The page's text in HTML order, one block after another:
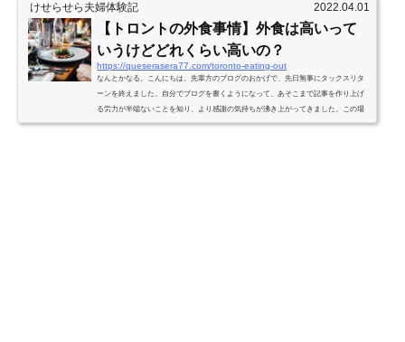
けせらせら夫婦体験記 2022.04.01
【トロントの外食事情】外食は高いって
いうけどどれくらい高いの？
https://queserasera77.com/toronto-eating-out
なんとかなる。こんにちは。先輩方のブログのおかげで、先日無事にタックスリタ
ーンを終えました。自分でブログを書くようになって、あそこまで記事を作り上げ
る労力が半端ないことを知り、より感謝の気持ちが沸き上がってきました。この場
をお借りして御礼申し上げます。さて、私どもはというと、家庭内料理のレパート